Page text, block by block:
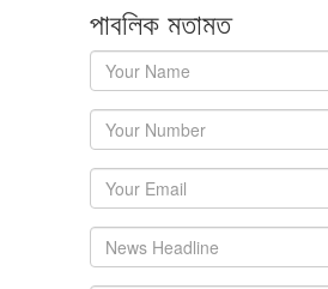
পাবলিক মতামত